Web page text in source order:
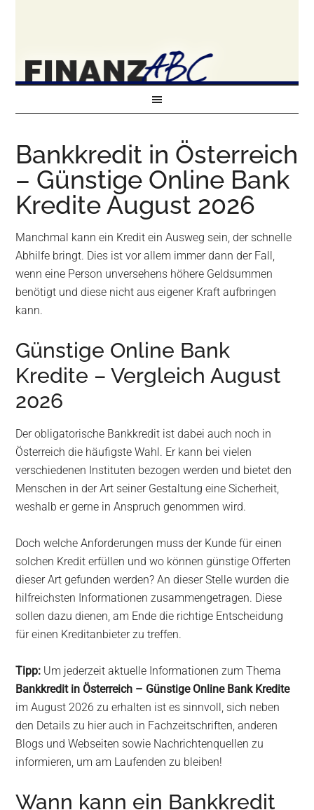
Bankkredit in Österreich
– Günstige Online Bank
Kredite August 2026
Manchmal kann ein Kredit ein Ausweg sein, der schnelle
Abhilfe bringt. Dies ist vor allem immer dann der Fall,
wenn eine Person unversehens höhere Geldsummen
benötigt und diese nicht aus eigener Kraft aufbringen
kann.
Günstige Online Bank
Kredite – Vergleich August
2026
Der obligatorische Bankkredit ist dabei auch noch in
Österreich die häufigste Wahl. Er kann bei vielen
verschiedenen Instituten bezogen werden und bietet den
Menschen in der Art seiner Gestaltung eine Sicherheit,
weshalb er gerne in Anspruch genommen wird.
Doch welche Anforderungen muss der Kunde für einen
solchen Kredit erfüllen und wo können günstige Offerten
dieser Art gefunden werden? An dieser Stelle wurden die
hilfreichsten Informationen zusammengetragen. Diese
sollen dazu dienen, am Ende die richtige Entscheidung
für einen Kreditanbieter zu treffen.
Tipp: Um jederzeit aktuelle Informationen zum Thema
Bankkredit in Österreich – Günstige Online Bank Kredite
im August 2026 zu erhalten ist es sinnvoll, sich neben
den Details zu hier auch in Fachzeitschriften, anderen
Blogs und Webseiten sowie Nachrichtenquellen zu
informieren, um am Laufenden zu bleiben!
Wann kann ein Bankkredit